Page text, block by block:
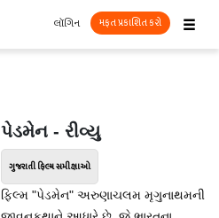
☰
લૉગિન મફત પ્રકાશિત કરો
પેડમેન - રીવ્યુ
ગુજરાતી ફિલ્મ સમીક્ષાઓ
ફિલ્મ "પેડમેન" અરુણાચલમ મૃગુનાથમની